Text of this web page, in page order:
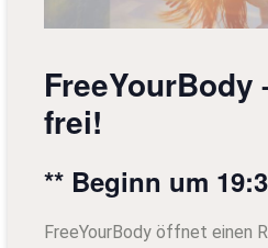
FreeYourBody
frei!
** Beginn um
FreeYourBody öffnet einen